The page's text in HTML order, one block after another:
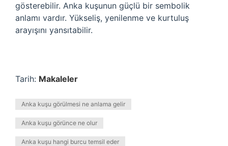
gösterebilir. Anka kuşunun güçlü bir sembolik
anlamı vardır. Yükseliş, yenilenme ve kurtuluş
arayışını yansıtabilir.
Tarih: Makaleler
Anka kuşu görülmesi ne anlama gelir
Anka kuşu görünce ne olur
Anka kuşu hangi burcu temsil eder